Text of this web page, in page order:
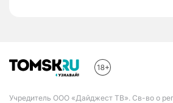
Учредитель ООО «Дайджест ТВ». Св-во о